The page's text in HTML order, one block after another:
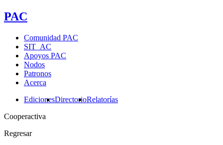
PAC
Comunidad PAC
SIT_AC
Apoyos PAC
Nodos
Patronos
Acerca
EdicionesDirectorioRelatorías
Cooperactiva
Regresar